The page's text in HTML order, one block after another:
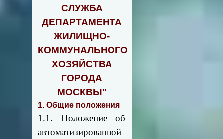
СЛУЖБА
ДЕПАРТАМЕНТА
ЖИЛИЩНО-
КОММУНАЛЬНОГО
ХОЗЯЙСТВА
ГОРОДА
МОСКВЫ"
1. Общие положения
1.1. Положение об
автоматизированной